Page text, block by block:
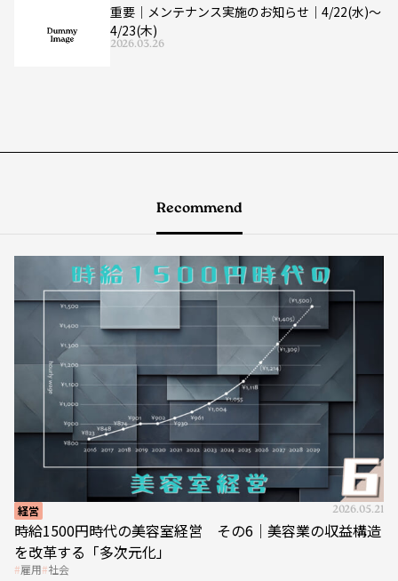
重要｜メンテナンス実施のお知らせ｜4/22(水)〜
4/23(木)
2026.03.26
Recommend
経営 2026.05.21
時給1500円時代の美容室経営 その6｜美容業の収益構造
を改革する「多次元化」
雇用 社会